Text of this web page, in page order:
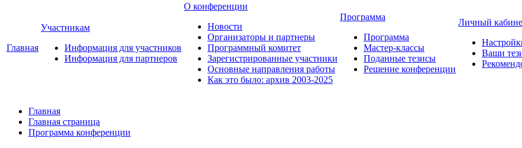
Главная
Участникам
Информация для участников
Информация для партнеров
О конференции
Новости
Организаторы и партнеры
Программный комитет
Зарегистрированные участники
Основные направления работы
Как это было: архив 2003-2025
Программа
Программа
Мастер-классы
Поданные тезисы
Решение конференции
Личный
Ваши
Главная
Главная страница
Программа конференции